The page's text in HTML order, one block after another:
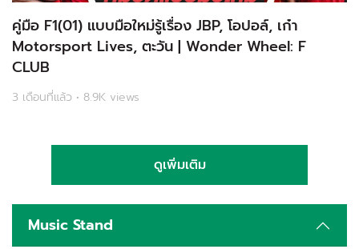
คู่มือ F1(01) แบบมือใหม่รู้เรื่อง JBP, โอปอล์, เก๋า
Motorsport Lives, ตะวัน | Wonder Wheel: F
CLUB
3 เดือนที่แล้ว • 8.9K views
ดูเพิ่มเติม
Music Stand